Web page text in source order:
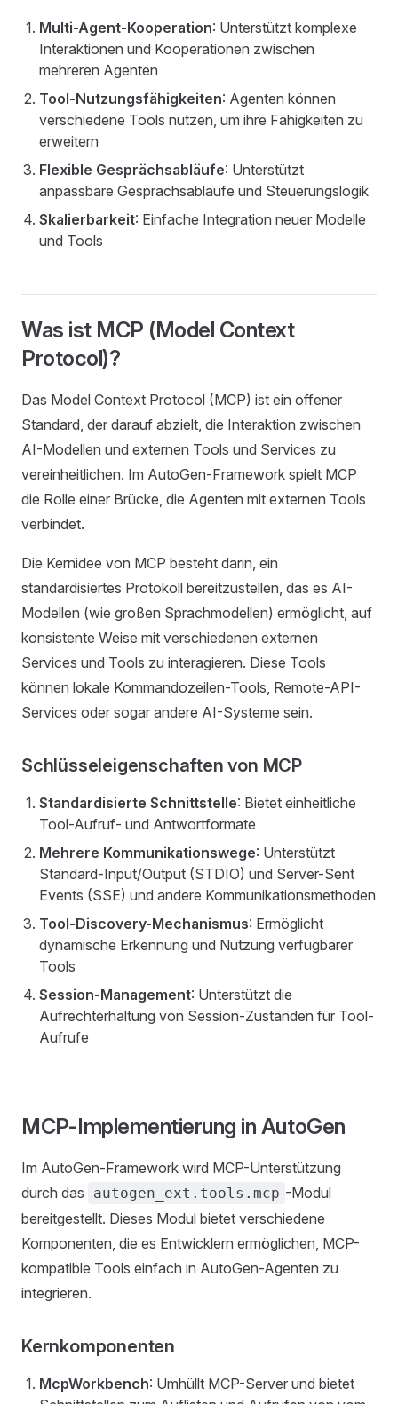
Multi-Agent-Kooperation: Unterstützt komplexe
Interaktionen und Kooperationen zwischen
mehreren Agenten
Tool-Nutzungsfähigkeiten: Agenten können
verschiedene Tools nutzen, um ihre Fähigkeiten zu
erweitern
Flexible Gesprächsabläufe: Unterstützt
anpassbare Gesprächsabläufe und Steuerungslogik
Skalierbarkeit: Einfache Integration neuer Modelle
und Tools
Was ist MCP (Model Context
Protocol)?
Das Model Context Protocol (MCP) ist ein offener
Standard, der darauf abzielt, die Interaktion zwischen
AI-Modellen und externen Tools und Services zu
vereinheitlichen. Im AutoGen-Framework spielt MCP
die Rolle einer Brücke, die Agenten mit externen Tools
verbindet.
Die Kernidee von MCP besteht darin, ein
standardisiertes Protokoll bereitzustellen, das es AI-
Modellen (wie großen Sprachmodellen) ermöglicht, auf
konsistente Weise mit verschiedenen externen
Services und Tools zu interagieren. Diese Tools
können lokale Kommandozeilen-Tools, Remote-API-
Services oder sogar andere AI-Systeme sein.
Schlüsseleigenschaften von MCP
Standardisierte Schnittstelle: Bietet einheitliche
Tool-Aufruf- und Antwortformate
Mehrere Kommunikationswege: Unterstützt
Standard-Input/Output (STDIO) und Server-Sent
Events (SSE) und andere Kommunikationsmethoden
Tool-Discovery-Mechanismus: Ermöglicht
dynamische Erkennung und Nutzung verfügbarer
Tools
Session-Management: Unterstützt die
Aufrechterhaltung von Session-Zuständen für Tool-
Aufrufe
MCP-Implementierung in AutoGen
Im AutoGen-Framework wird MCP-Unterstützung
durch das
autogen_ext.tools.mcp -Modul
bereitgestellt. Dieses Modul bietet verschiedene
Komponenten, die es Entwicklern ermöglichen, MCP-
kompatible Tools einfach in AutoGen-Agenten zu
integrieren.
Kernkomponenten
McpWorkbench: Umhüllt MCP-Server und bietet